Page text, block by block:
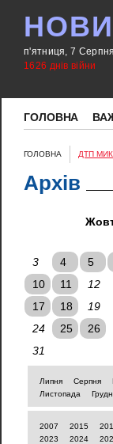
п'ятниця, 7
1626 днів війни
ГОЛОВНА
ГОЛОВНА ДТП
Архів
3
4 5
10
11 12
17
18 19
24
25 26
31
Липня Серпня
Листопада
2007 2015
2023
2024